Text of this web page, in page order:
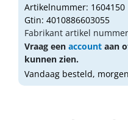
Artikelnummer: 1604150
Gtin: 4010886603055
Fabrikant artikel
Vraag een account aan
kunnen zien.
Vandaag besteld,